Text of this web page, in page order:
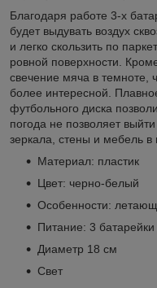
Благодаря работе 3-х
будет выдувать воздух
и легко скользить по
ровной поверхности.
свечение мяча в темноте,
более интересной.
футбольного диска
погода не позволяет
зеркала, стены и мебель в
Материал: пластик
Цвет: черно-белый
Особенности:
Питание: 3
Диаметр 18 см
Свет